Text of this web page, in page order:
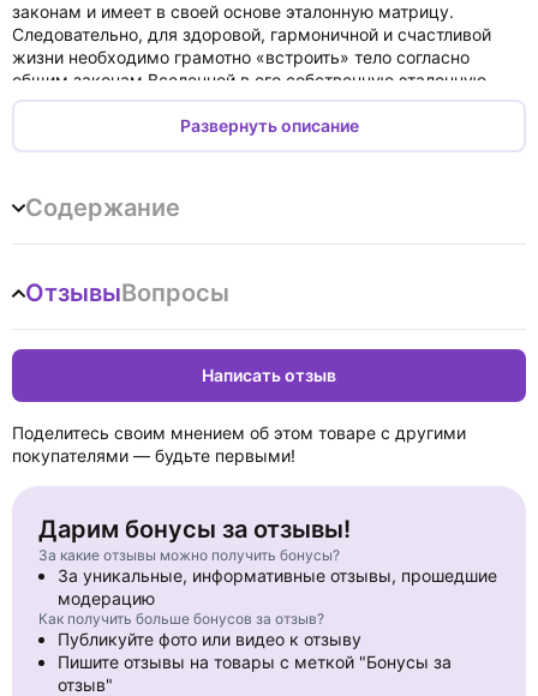
законам и имеет в своей основе эталонную матрицу.
Следовательно, для здоровой, гармоничной и счастливой
жизни необходимо грамотно «встроить» тело согласно
общим законам Вселенной в его собственную эталонную
матрицу, добиваясь правильной осанки. Для этого
недостаточно выполнять общеизвестные физические
упражнения — нужно еще понимать, как работает эта
теле человека, с теми, которые идут во Вселенной.
Обо всем этом рассказывает Наталия Осьминина —
Доступный язык, понятный даже не специалистам, обилие
поясняющих черно-белых иллюстраций, примеры из всех
областей науки — эта книга увлечет вас с первых же
страниц. Когда вы поймете законы, по которым создано
ваше тело, вы сможете делать осознанные шаги в сторону
обретения и сохранения здоровья, долголетия, бодрости и
энергии в любом возрасте. Для конкретной работы над
телом во второй части книги представлена методика
коррекции осанки и оздоровления опорно-двигательного
Перед вами первая часть книги.
Развернуть описание
Содержание
ОтзывыВопросы
Написать отзыв
Поделитесь своим мнением об этом товаре с другими
покупателями — будьте первыми!
Дарим бонусы за отзывы!
За какие отзывы можно получить бонусы?
За уникальные, информативные отзывы, прошедшие
модерацию
Как получить больше бонусов за отзыв?
Публикуйте фото или видео к отзыву
Пишите отзывы на товары с меткой "Бонусы за
отзыв"